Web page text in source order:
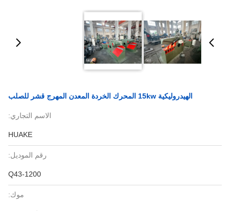
الهيدروليكية 15kw المحرك الخردة المعدن المهرج قشر للصلب
الاسم التجاري:
HUAKE
رقم الموديل:
Q43-1200
موك: